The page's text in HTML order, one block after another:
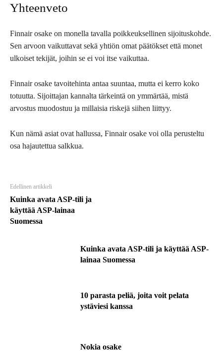
Yhteenveto
Finnair osake on monella tavalla poikkeuksellinen sijoituskohde.
Sen arvoon vaikuttavat sekä yhtiön omat päätökset että monet
ulkoiset tekijät, joihin se ei voi itse vaikuttaa.
Finnair osake tavoitehinta antaa suuntaa, mutta ei kerro koko
totuutta. Sijoittajan kannalta tärkeintä on ymmärtää, mistä
arvostus muodostuu ja millaisia riskejä siihen liittyy.
Kun nämä asiat ovat hallussa, Finnair osake voi olla perusteltu
osa hajautettua salkkua.
Edellinen artikkeli
Kuinka avata ASP-tili ja
käyttää ASP-lainaa
Suomessa
Kuinka avata ASP-tili ja käyttää ASP-
lainaa Suomessa
10 parasta peliä, joita voit pelata
ystäviesi kanssa
Nokia osake